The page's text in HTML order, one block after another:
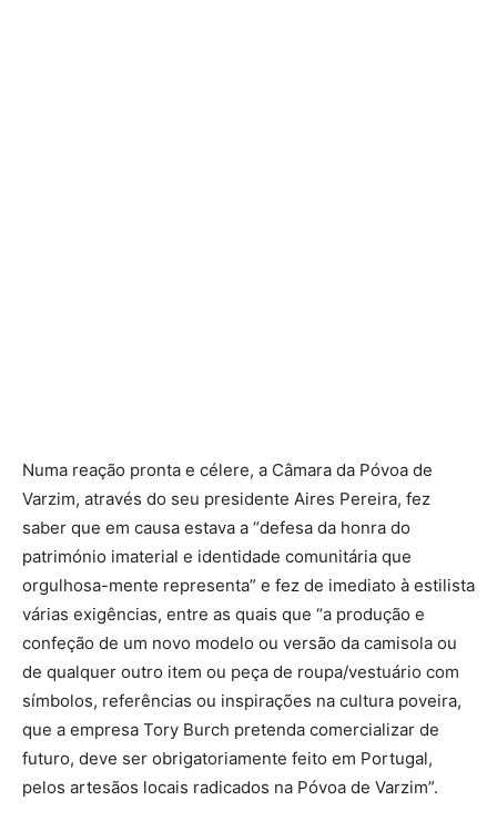
Numa reação pronta e célere, a Câmara da Póvoa de
Varzim, através do seu presidente Aires Pereira, fez
saber que em causa estava a “defesa da honra do
património imaterial e identidade comunitária que
orgulhosa-mente representa” e fez de imediato à estilista
várias exigências, entre as quais que “a produção e
confeção de um novo modelo ou versão da camisola ou
de qualquer outro item ou peça de roupa/vestuário com
símbolos, referências ou inspirações na cultura poveira,
que a empresa Tory Burch pretenda comercializar de
futuro, deve ser obrigatoriamente feito em Portugal,
pelos artesãos locais radicados na Póvoa de Varzim”.